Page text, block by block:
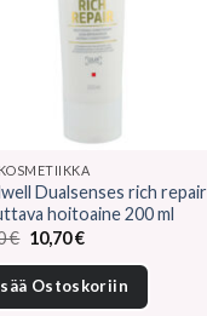
Dualsenses rich repair
hoitoaine 200 ml
€ Alkuperäinen
hinta
oli:
13,70 €.
10,70€Nykyinen
on:
10,70 €.
Ostoskoriin